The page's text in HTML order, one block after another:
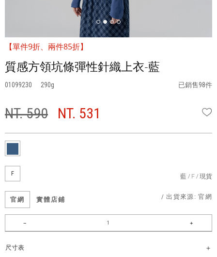
【單件9折、兩件85折】
質感方領坑條彈性針織上衣-藍
01099230 290 已銷售98件
NT. 590 NT. 531
F 藍 F 現貨
官網 實體店鋪 / 出貨來源:官網
尺寸表